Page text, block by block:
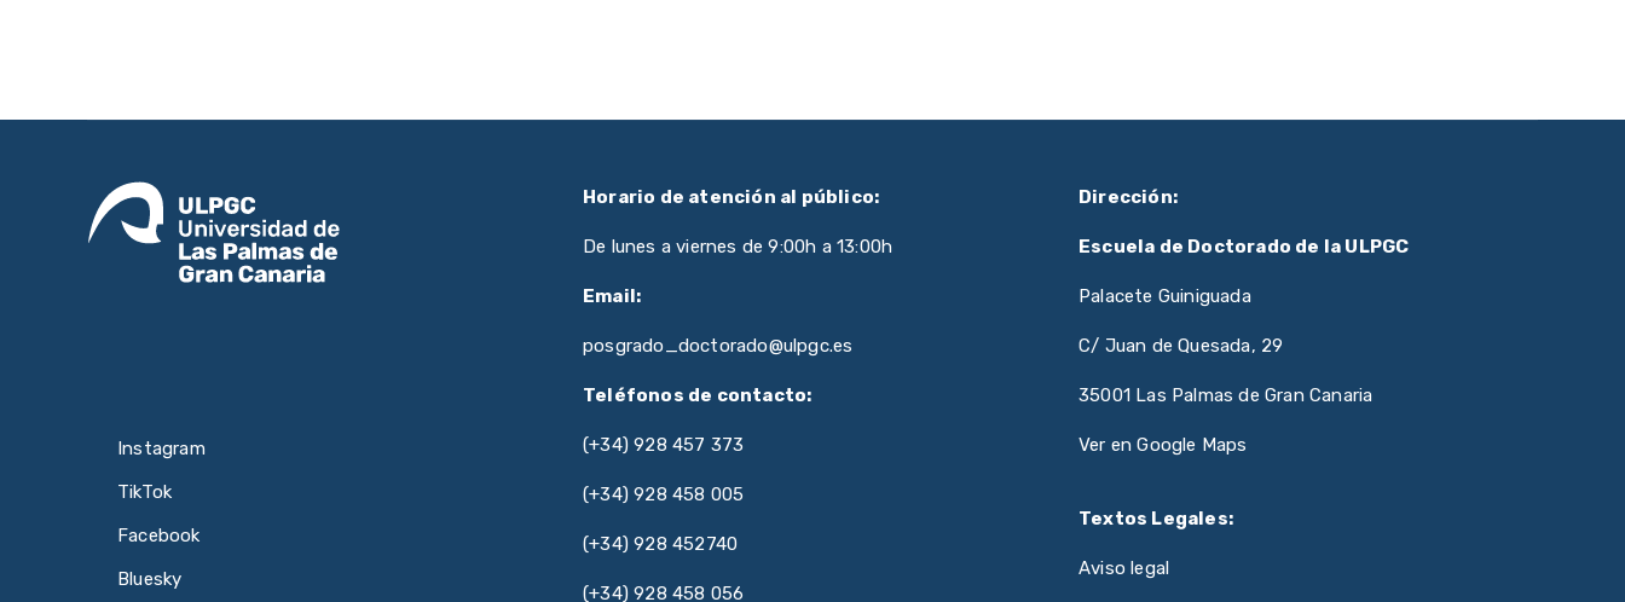
Instagram
TikTok
Facebook
Bluesky
Horario de atención al público:
De lunes a viernes de 9:00h a 13:00h
Email:
posgrado_doctorado@ulpgc.es
Teléfonos de contacto:
(+34) 928 457 373
(+34) 928 458 005
(+34) 928 452740
(+34) 928 458 056
Dirección:
Escuela de Doctorado de la ULPGC
Palacete Guiniguada
C/ Juan de Quesada, 29
35001 Las Palmas de Gran Canaria
Ver en Google Maps
Textos Legales:
Aviso legal